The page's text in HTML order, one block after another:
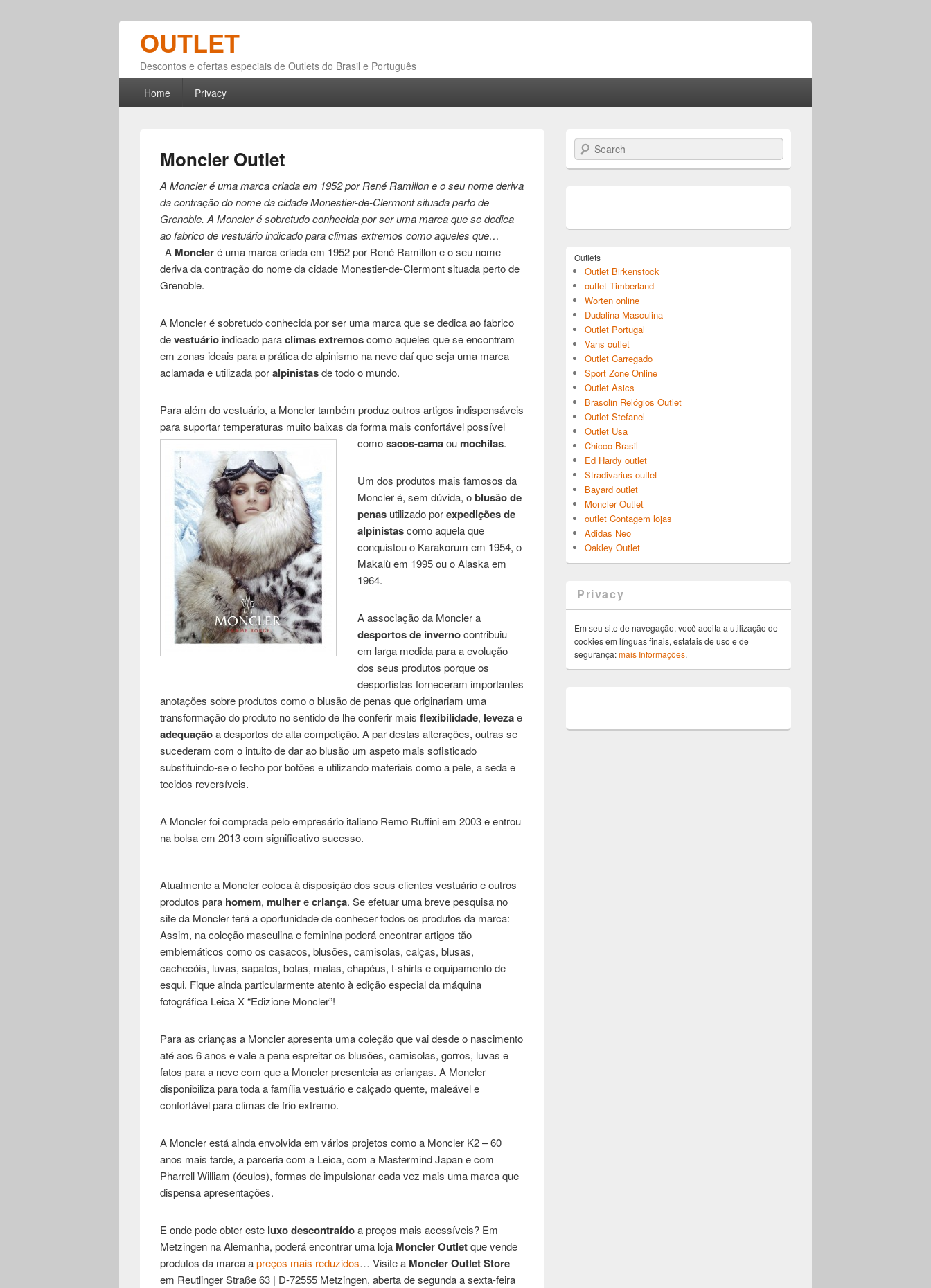
OUTLET
Descontos e ofertas especiais de Outlets do Brasil e Português
Primary menu
Skip to primary content
Skip to secondary content
Home Privacy
Moncler Outlet
A Moncler é uma marca criada em 1952 por René Ramillon e o seu nome deriva
da contração do nome da cidade Monestier-de-Clermont situada perto de
Grenoble. A Moncler é sobretudo conhecida por ser uma marca que se dedica
ao fabrico de vestuário indicado para climas extremos como aqueles que…
A Moncleré uma marca criada em 1952 por René Ramillon e o seu nome
deriva da contração do nome da cidade Monestier-de-Clermont situada perto de
Grenoble.
A Moncler é sobretudo conhecida por ser uma marca que se dedica ao fabrico
devestuário indicado paraclimas extremoscomo aqueles que se encontram
em zonas ideais para a prática de alpinismo na neve daí que seja uma marca
aclamada e utilizada poralpinistasde todo o mundo.
Para além do vestuário, a Moncler também produz outros artigos indispensáveis
para suportar temperaturas muito baixas da forma mais confortável possível
comosacos-camaou mochilas.
Um dos produtos mais famosos da
Moncler é, sem dúvida, oblusão de
penas utilizado porexpedições de
alpinistascomo aquela que
conquistou o Karakorum em 1954, o
Makalù em 1995 ou o Alaska em
1964.
A associação da Moncler a
desportos de invernocontribuiu
em larga medida para a evolução
dos seus produtos porque os
desportistas forneceram importantes
anotações sobre produtos como o blusão de penas que originariam uma
transformação do produto no sentido de lhe conferir maisflexibilidade, levezae
adequaçãoa desportos de alta competição. A par destas alterações, outras se
sucederam com o intuito de dar ao blusão um aspeto mais sofisticado
substituindo-se o fecho por botões e utilizando materiais como a pele, a seda e
tecidos reversíveis.
A Moncler foi comprada pelo empresário italiano Remo Ruffini em 2003 e entrou
na bolsa em 2013 com significativo sucesso.
Atualmente a Moncler coloca à disposição dos seus clientes vestuário e outros
produtos para homem, mulherecriança. Se efetuar uma breve pesquisa no
site da Moncler terá a oportunidade de conhecer todos os produtos da marca:
Assim, na coleção masculina e feminina poderá encontrar artigos tão
emblemáticos como os casacos, blusões, camisolas, calças, blusas,
cachecóis, luvas, sapatos, botas, malas, chapéus, t-shirts e equipamento de
esqui. Fique ainda particularmente atento à edição especial da máquina
fotográfica Leica X “Edizione Moncler”!
Para as crianças a Moncler apresenta uma coleção que vai desde o nascimento
até aos 6 anos e vale a pena espreitar os blusões, camisolas, gorros, luvas e
fatos para a neve com que a Moncler presenteia as crianças. A Moncler
disponibiliza para toda a família vestuário e calçado quente, maleável e
confortável para climas de frio extremo.
A Moncler está ainda envolvida em vários projetos como a Moncler K2 – 60
anos mais tarde, a parceria com a Leica, com a Mastermind Japan e com
Pharrell William (óculos), formas de impulsionar cada vez mais uma marca que
dispensa apresentações.
E onde pode obter este luxo descontraídoa preços mais acessíveis? Em
Metzingen na Alemanha, poderá encontrar uma loja Moncler Outletque vende
produtos da marca apreços mais reduzidos… Visite a Moncler Outlet Store
em Reutlinger Straße 63 | D-72555 Metzingen, aberta de segunda a sexta-feira
Search
Outlets
Outlet Birkenstock
outlet Timberland
Worten online
Dudalina Masculina
Outlet Portugal
Vans outlet
Outlet Carregado
Sport Zone Online
Outlet Asics
Brasolin Relógios Outlet
Outlet Stefanel
Outlet Usa
Chicco Brasil
Ed Hardy outlet
Stradivarius outlet
Bayard outlet
Moncler Outlet
outlet Contagem lojas
Adidas Neo
Oakley Outlet
Privacy
Em seu site de navegação, você aceita a utilização de
cookies em línguas finais, estatais de uso e de
segurança:mais Informações.